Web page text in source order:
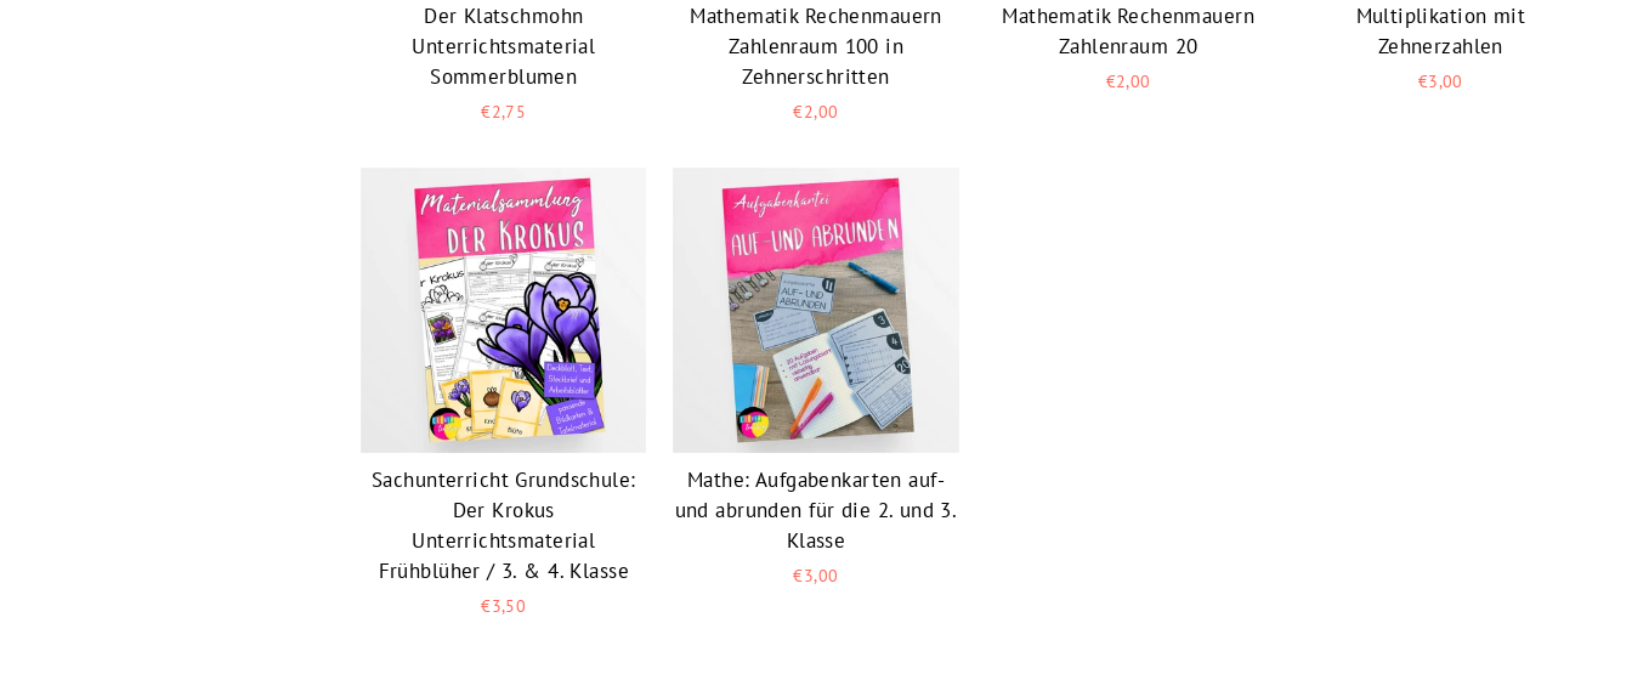
Der Klatschmohn
Unterrichtsmaterial
Sommerblumen
€2,75
Mathematik Rechenmauern
Zahlenraum 100 in
Zehnerschritten
€2,00
Mathematik Rechenmauern
Zahlenraum 20
€2,00
Multiplikation mit
Zehnerzahlen
€3,00
Sachunterricht Grundschule:
Der Krokus
Unterrichtsmaterial
Frühblüher / 3. & 4. Klasse
€3,50
Mathe: Aufgabenkarten auf-
und abrunden für die 2. und 3.
Klasse
€3,00